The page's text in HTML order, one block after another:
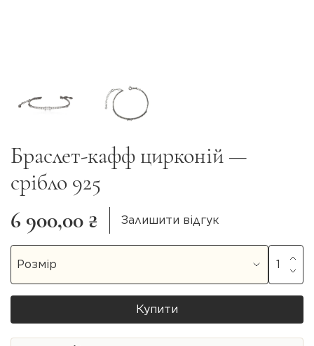
Браслет-кафф цирконій —
срібло 925
6 900,00 ₴
Залишити відгук
Купити